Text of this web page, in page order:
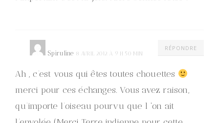
RÉPONDRE
Spiruline 8 AVRIL 2012 À 9 H 50 MIN
Ah , c’est vous qui êtes toutes chouettes
merci pour ces échanges. Vous avez raison,
qu’importe l’oiseau pourvu que l ‘on ait